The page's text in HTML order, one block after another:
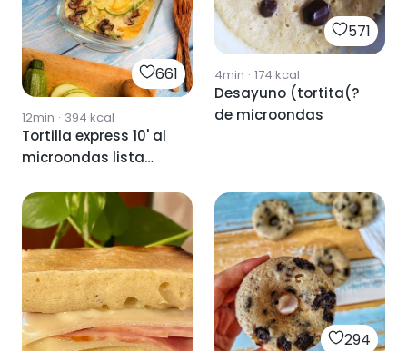
661
12min · 394 kcal
Tortilla express 10' al
microondas lista
571
4min · 174 kcal
Desayuno (tortita(?
de microondas
294